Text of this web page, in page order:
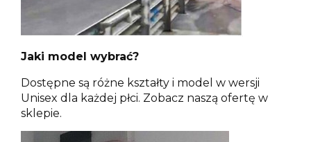
Jaki model wybrać?
Dostępne są różne kształty i model w wersji
Unisex dla każdej płci. Zobacz naszą ofertę w
sklepie.